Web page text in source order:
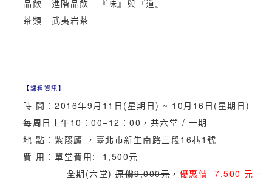
品飲－進階品飲－『味』與『道』
茶類－武夷岩茶
【課程資訊】
時 間：2016年9月11日(星期日) ~ 10月16日(星期日)
每周日上午10：00–12：00，共六堂 / 一期
地 點：紫藤廬 ，臺北市新生南路三段16巷1號
費 用：單堂費用: 1,500元
全期(六堂) 原價9,000元 ， 優惠價 7,500 元。